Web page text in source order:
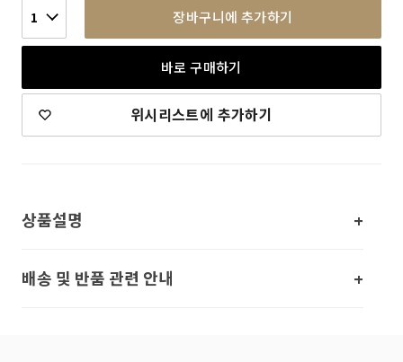
1 장바구니에 추가하기
바로 구매하기
위시리스트에 추가하기
상품설명
배송 및 반품 관련 안내